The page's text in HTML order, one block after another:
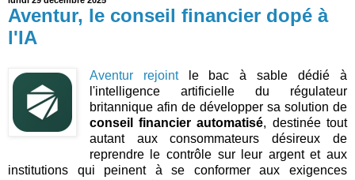
Aventur, le conseil financier dopé à
l'IA
Aventur rejointle bac à sable dédié à
l'intelligence artificielle du régulateur
britannique afin de développer sa solution de
conseil financier automatisé, destinée tout
autant aux consommateurs désireux de
reprendre le contrôle sur leur argent et aux
institutions qui peinent à se conformer aux exigences